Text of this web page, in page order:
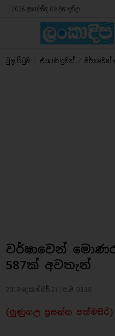
2026 අගෝස්තු 09 වන ඉරිදා
මුල් පිටුව එසැණ පුවත්
වර්ෂාවෙන්
587ක් අවතැන්
2019 දෙසැම්බර් 21 | ප.ව. 03:18
(ලුණුගල ප්‍රසන්න පත්මසිරි)